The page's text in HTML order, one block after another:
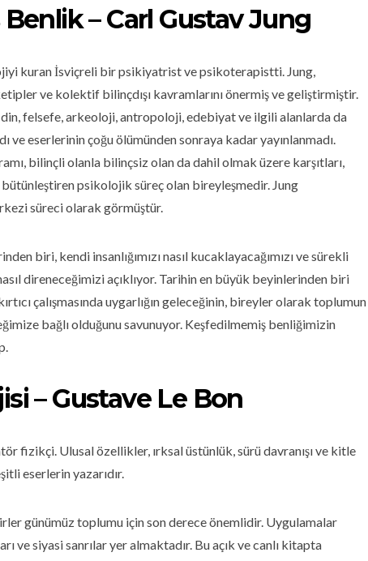
– Carl Gustav Jung
kuran İsviçreli bir psikiyatrist ve psikoterapistti. Jung,
ve kolektif bilinçdışı kavramlarını önermiş ve geliştirmiştir.
din, felsefe, arkeoloji, antropoloji, edebiyat ve ilgili alanlarda da
eserlerinin çoğu ölümünden sonraya kadar yayınlanmadı.
bilinçli olanla bilinçsiz olan da dahil olmak üzere karşıtları,
psikolojik süreç olan bireyleşmedir. Jung
süreci olarak görmüştür.
biri, kendi insanlığımızı nasıl kucaklayacağımızı ve sürekli
direneceğimizi açıklıyor. Tarihin en büyük beyinlerinden biri
çalışmasında uygarlığın geleceğinin, bireyler olarak toplumun
bağlı olduğunu savunuyor. Keşfedilmemiş benliğimizin
– Gustave Le Bon
fizikçi. Ulusal özellikler, ırksal üstünlük, sürü davranışı ve kitle
eserlerin yazarıdır.
günümüz toplumu için son derece önemlidir. Uygulamalar
ve siyasi sanrılar yer almaktadır. Bu açık ve canlı kitapta